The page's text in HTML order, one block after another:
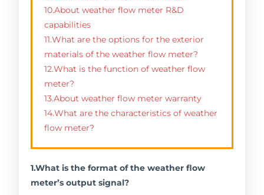
10.About weather flow meter R&D
capabilities
11.What are the options for the exterior
materials of the weather flow meter?
12.What is the function of weather flow
meter?
13.About weather flow meter warranty
14.What are the characteristics of weather
flow meter?
1.What is the format of the weather flow
meter’s output signal?